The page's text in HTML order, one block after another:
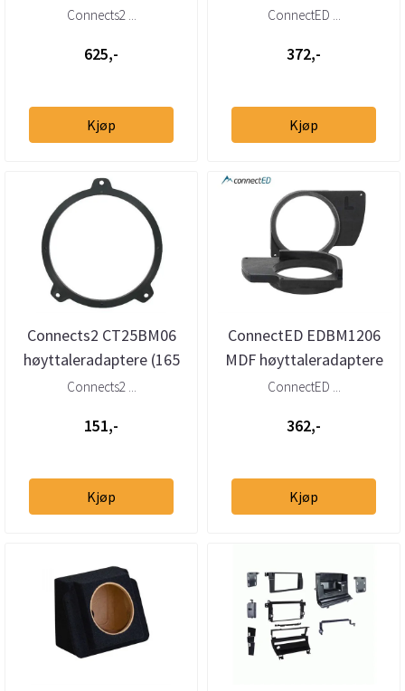
BMW 3-serie (E46) (1998–
Connects2 ...
625,-
Kjøp
2-DIN BMW 3-serie (E46)
ConnectED ...
372,-
Kjøp
Connects2 CT25BM06
høyttaleradaptere (165
mm) BMW 3-serie (E46)
Connects2 ...
151,-
Kjøp
ConnectED EDBM1206
MDF høyttaleradaptere
(165 mm) BMW 3-serie
ConnectED ...
362,-
Kjøp